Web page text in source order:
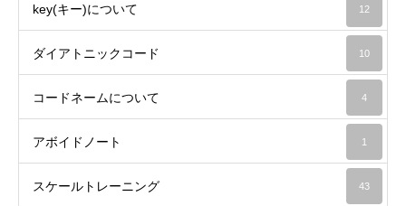
key(キー)について 12
ダイアトニックコード 10
コードネームについて 4
アボイドノート 1
スケールトレーニング 43